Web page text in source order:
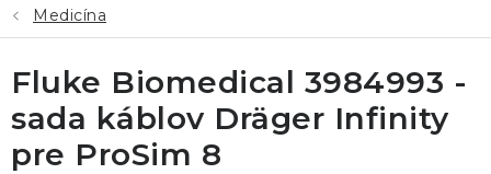
TLAK A ÚNIKY
ZÁZNAMNÍKY
KALIBRÁCIA
Medicína
Fluke Biomedical 3984993 -
sada káblov Dräger Infinity
pre ProSim 8